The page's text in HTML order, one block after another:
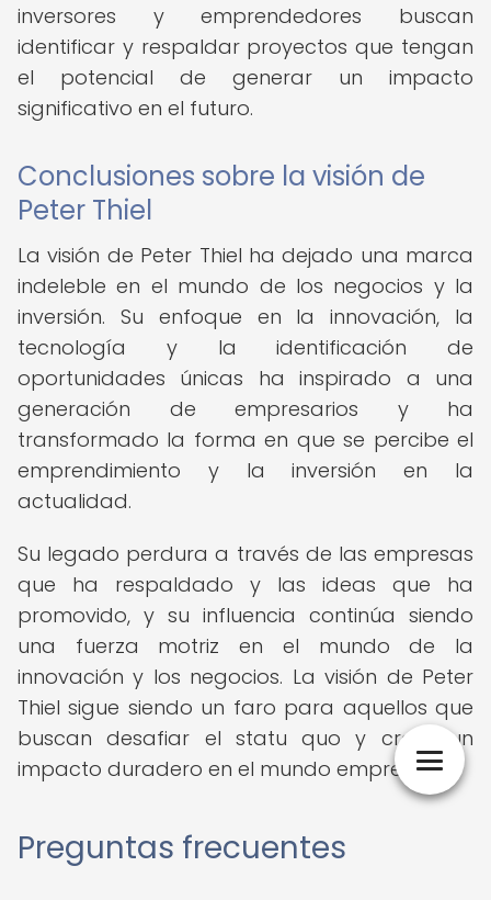
inversores y emprendedores buscan
identificar y respaldar proyectos que tengan
el potencial de generar un impacto
significativo en el futuro.
Conclusiones sobre la visión de
Peter Thiel
La visión de Peter Thiel ha dejado una marca
indeleble en el mundo de los negocios y la
inversión. Su enfoque en la innovación, la
tecnología y la identificación de
oportunidades únicas ha inspirado a una
generación de empresarios y ha
transformado la forma en que se percibe el
emprendimiento y la inversión en la
actualidad.
Su legado perdura a través de las empresas
que ha respaldado y las ideas que ha
promovido, y su influencia continúa siendo
una fuerza motriz en el mundo de la
innovación y los negocios. La visión de Peter
Thiel sigue siendo un faro para aquellos que
buscan desafiar el statu quo y crear un
impacto duradero en el mundo empresarial.
Preguntas frecuentes